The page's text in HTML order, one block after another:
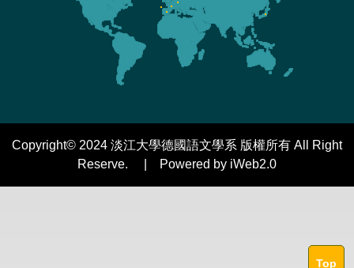
Copyright© 2024 淡江大學德國語文學系 版權所有 All Right
Reserve. | Powered by iWeb2.0
Top